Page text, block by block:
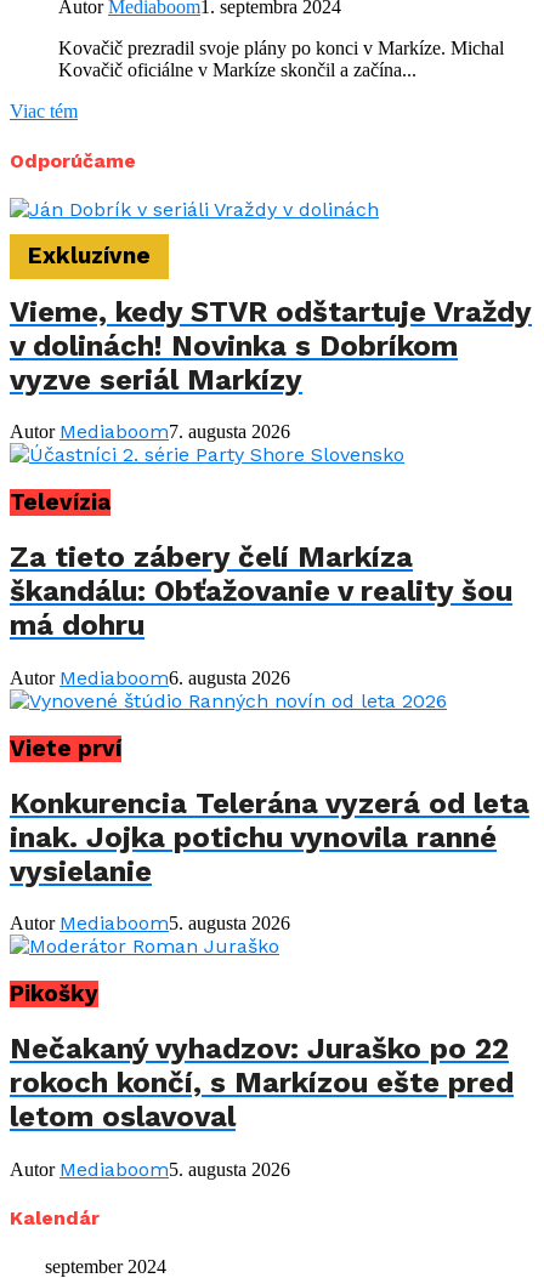
AutorMediaboom1. septembra 2024
Kovačič prezradil svoje plány po konci v Markíze. Michal
Kovačič oficiálne v Markíze skončil a začína...
Viac tém
Odporúčame
Exkluzívne
Vieme, kedy STVR odštartuje Vraždy
v dolinách! Novinka s Dobríkom
vyzve seriál Markízy
Autor Mediaboom7. augusta 2026
Televízia
Za tieto zábery čelí Markíza
škandálu: Obťažovanie v reality šou
má dohru
Autor Mediaboom6. augusta 2026
Viete prví
Konkurencia Telerána vyzerá od leta
inak. Jojka potichu vynovila ranné
vysielanie
Autor Mediaboom5. augusta 2026
Pikošky
Nečakaný vyhadzov: Juraško po 22
rokoch končí, s Markízou ešte pred
letom oslavoval
Autor Mediaboom5. augusta 2026
Kalendár
september 2024